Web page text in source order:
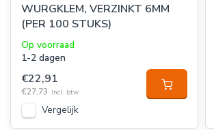
WURGKLEM, VERZINKT 6MM
(PER 100 STUKS)
Op voorraad
1-2 dagen
€22,91
€27,73 Incl. btw
Vergelijk